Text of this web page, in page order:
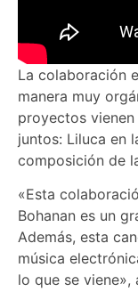
La colaboración
manera muy
proyectos
juntos: Liluca en
composición de
«Esta
Bohanan es un
Además, esta
música
lo que se